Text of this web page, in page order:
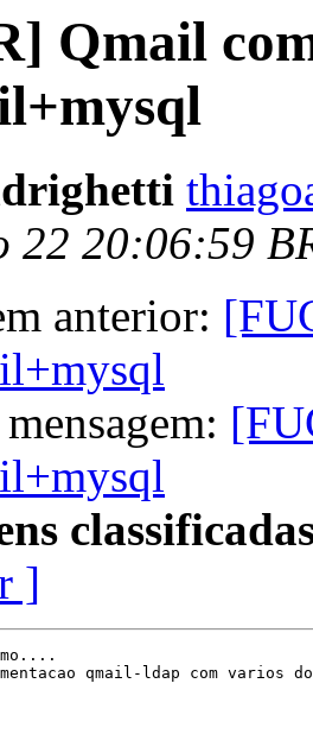
Qmail
22 20:06:59
anterior:
]
qmail-ldap com